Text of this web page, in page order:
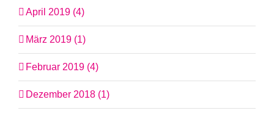
April 2019 (4)
März 2019 (1)
Februar 2019 (4)
Dezember 2018 (1)